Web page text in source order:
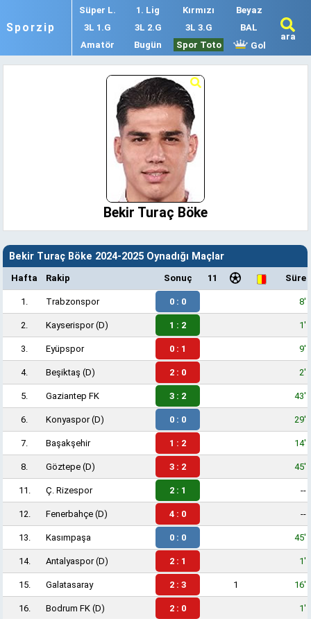
Sporzip
Süper L. 1. Lig Kırmızı
Beyaz
3L 1.G
3L 2.G 3L 3.G
BAL
Amatör
Bugün Spor Toto Gol
ara
Bekir Turaç Böke
Bekir Turaç Böke 2024-2025 Oynadığı Maçlar
Hafta Rakip Sonuç 11 Süre
1. Trabzonspor 0 : 0 8'
2. Kayserispor(D) 1 : 2 1'
3. Eyüpspor 0 : 1 9'
4. Beşiktaş (D) 2 : 0 2'
5. Gaziantep FK 3 : 2 43'
6. Konyaspor(D) 0 : 0 29'
7. Başakşehir 1 : 2 14'
8. Göztepe (D) 3 : 2 45'
11. Ç. Rizespor 2 : 1 --
12. Fenerbahçe (D) 4 : 0 --
13. Kasımpaşa 0 : 0 45'
14. Antalyaspor(D) 2 : 1 1'
15. Galatasaray 2 : 3 1 16'
16. Bodrum FK (D) 2 : 0 1'